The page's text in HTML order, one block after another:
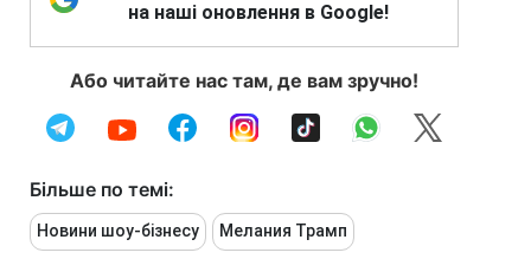
на наші оновлення в Google!
Або читайте нас там, де вам зручно!
Більше по темі:
Новини шоу-бізнесу Мелания Трамп